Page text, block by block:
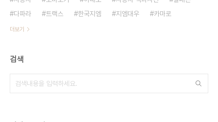
다파라
트랙스 한국지엠 지엠대우 카마로
더보기
검색